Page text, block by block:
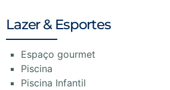
Lazer & Esportes
Espaço gourmet
Piscina
Piscina Infantil